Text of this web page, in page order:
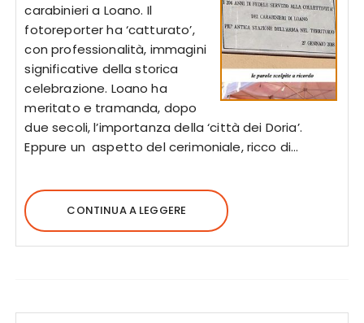
carabinieri a Loano. Il
fotoreporter ha ‘catturato’,
con professionalità, immagini
significative della storica
celebrazione. Loano ha
meritato e tramanda, dopo
due secoli, l’importanza della ‘città dei Doria’.
Eppure un aspetto del cerimoniale, ricco di…
CONTINUA A LEGGERE